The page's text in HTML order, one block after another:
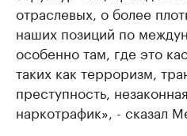
отраслевых, о более
наших позиций по
особенно там, где это
таких как терроризм,
преступность,
наркотрафик», - сказал